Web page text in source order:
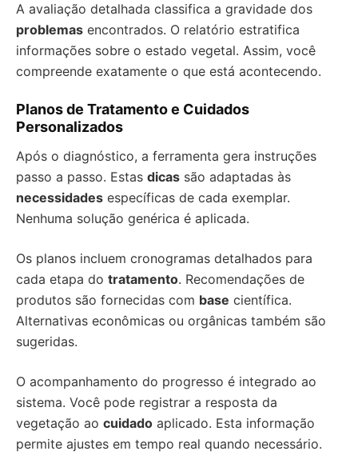
A avaliação detalhada classifica a gravidade dos
problemas encontrados. O relatório estratifica
informações sobre o estado vegetal. Assim, você
compreende exatamente o que está acontecendo.
Planos de Tratamento e Cuidados
Personalizados
Após o diagnóstico, a ferramenta gera instruções
passo a passo. Estas dicas são adaptadas às
necessidades específicas de cada exemplar.
Nenhuma solução genérica é aplicada.
Os planos incluem cronogramas detalhados para
cada etapa do tratamento. Recomendações de
produtos são fornecidas com base científica.
Alternativas econômicas ou orgânicas também são
sugeridas.
O acompanhamento do progresso é integrado ao
sistema. Você pode registrar a resposta da
vegetação ao cuidado aplicado. Esta informação
permite ajustes em tempo real quando necessário.